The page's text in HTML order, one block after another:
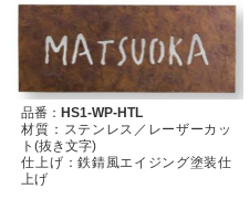
品番：HS1-WP-HTL
材質：ステンレス／レーザーカッ
ト(抜き文字)
仕上げ：鉄錆風エイジング塗装仕
上げ